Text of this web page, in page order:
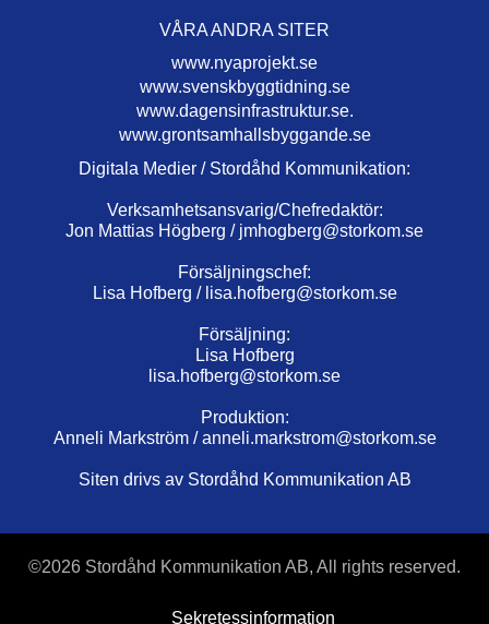
VÅRA ANDRA SITER
www.nyaprojekt.se
www.svenskbyggtidning.se
www.dagensinfrastruktur.se.
www.grontsamhallsbyggande.se
Digitala Medier / Stordåhd Kommunikation:
Verksamhetsansvarig/Chefredaktör:
Jon Mattias Högberg / jmhogberg@storkom.se
Försäljningschef:
Lisa Hofberg / lisa.hofberg@storkom.se
Försäljning:
Lisa Hofberg
lisa.hofberg@storkom.se
Produktion:
Anneli Markström /anneli.markstrom@storkom.se
Siten drivs av Stordåhd Kommunikation AB
©2026 Stordåhd Kommunikation AB, All rights reserved.
Sekretessinformation